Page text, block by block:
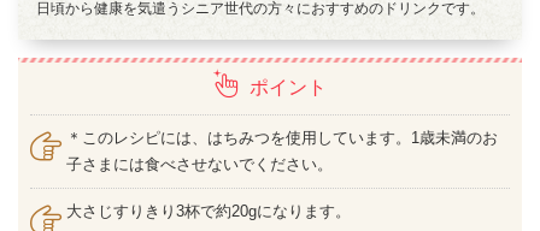
日頃から健康を気遣うシニア世代の方々におすすめのドリンクです。
ポイント
＊このレシピには、はちみつを使用しています。1歳未満のお
子さまには食べさせないでください。
大さじすりきり3杯で約20gになります。